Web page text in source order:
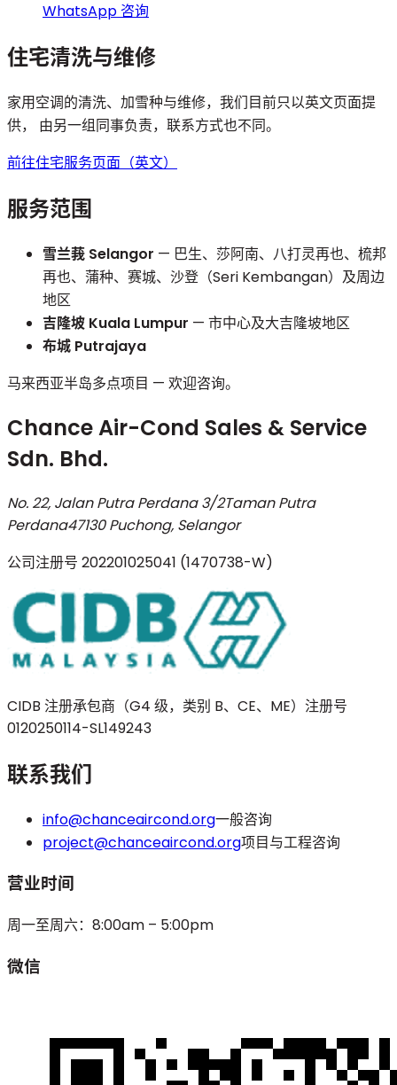
WhatsApp 咨询
住宅清洗与维修
家用空调的清洗、加雪种与维修，我们目前只以英文页面提
供， 由另一组同事负责，联系方式也不同。
前往住宅服务页面（英文）
服务范围
雪兰莪 Selangor — 巴生、莎阿南、八打灵再也、梳邦
再也、蒲种、赛城、沙登（Seri Kembangan）及周边
地区
吉隆坡 Kuala Lumpur — 市中心及大吉隆坡地区
布城 Putrajaya
马来西亚半岛多点项目 — 欢迎咨询。
Chance Air-Cond Sales & Service
Sdn. Bhd.
No. 22, Jalan Putra Perdana 3/2Taman Putra
Perdana47130 Puchong, Selangor
公司注册号 202201025041 (1470738-W)
CIDB 注册承包商（G4 级，类别 B、CE、ME） 注册号
0120250114-SL149243
联系我们
info@chanceaircond.org一般咨询
project@chanceaircond.org项目与工程咨询
营业时间
周一至周六：8:00am – 5:00pm
微信